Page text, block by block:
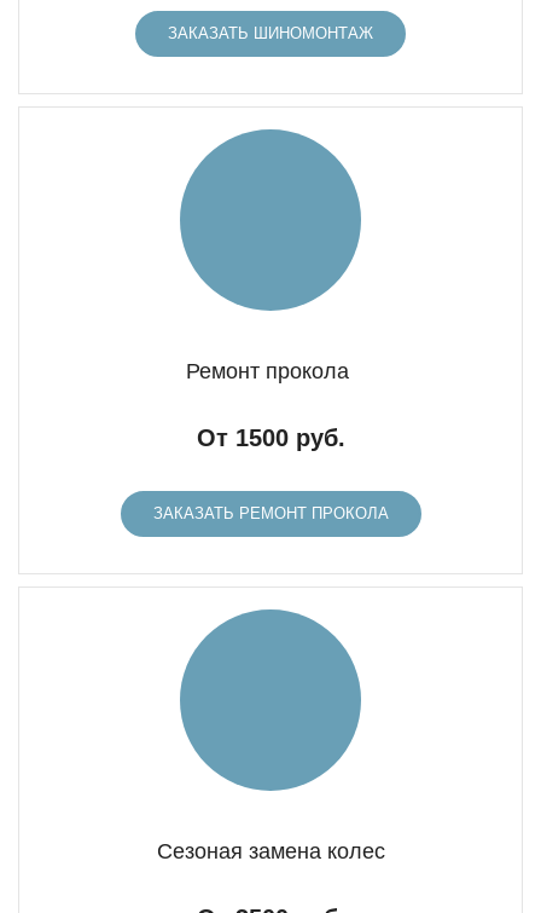
ЗАКАЗАТЬ ШИНОМОНТАЖ
Ремонт прокола
От 1500 руб.
ЗАКАЗАТЬ РЕМОНТ ПРОКОЛА
Сезоная замена колес